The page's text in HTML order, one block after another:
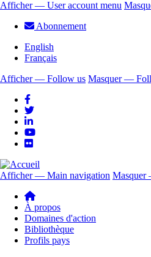
Aller
contenu
User
menu
Afficher — User account menu
Abonnement
English
Français
Follow
Afficher — Follow us Masquer —
Main
navigation
Afficher — Main navigation Masquer
À propos
Domaines d'action
Bibliothèque
Profils pays